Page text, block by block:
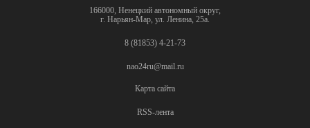
166000, Ненецкий автономный округ,
г. Нарьян-Мар, ул. Ленина, 25а.
8 (81853) 4-21-73
nao24ru@mail.ru
Карта сайта
RSS-лента